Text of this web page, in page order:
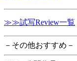
≫≫試写Review一覧
－その他おすすめ－